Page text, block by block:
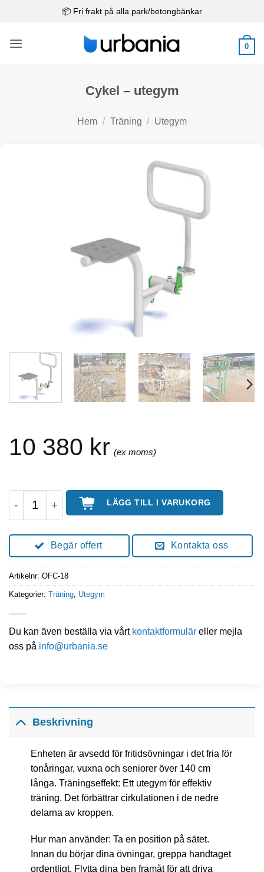
📦 Fri frakt på alla park/betongbänkar
0
Cykel – utegym
Hem / Träning / Utegym
10 380 kr
Cykel – utegym mängdLÄGG TILL I VARUKORG
Begär offert Kontakta oss
Artikelnr: OFC-18
Kategorier: Träning Utegym
Du kan även beställa via vårt kontaktformulär eller mejla
oss på info@urbania.se
Beskrivning
Enheten är avsedd för fritidsövningar i det fria för
tonåringar, vuxna och seniorer över 140 cm
långa. Träningseffekt: Ett utegym för effektiv
träning. Det förbättrar cirkulationen i de nedre
delarna av kroppen.
Hur man använder: Ta en position på sätet.
Innan du börjar dina övningar, greppa handtaget
ordentligt. Flytta dina ben framåt för att driva